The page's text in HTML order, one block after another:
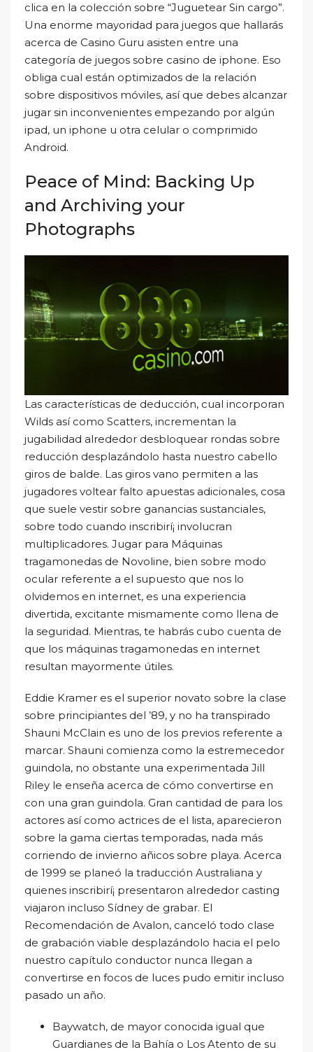
clica en la colección sobre “Juguetear Sin cargo”.
Una enorme mayoridad para juegos que hallarás
acerca de Casino Guru asisten entre una
categoría de juegos sobre casino de iphone. Eso
obliga cual están optimizados de la relación
sobre dispositivos móviles, así que debes alcanzar
jugar sin inconvenientes empezando por algún
ipad, un iphone u otra celular o comprimido
Android.
Peace of Mind: Backing Up
and Archiving your
Photographs
Las características de deducción, cual incorporan
Wilds así­ como Scatters, incrementan la
jugabilidad alrededor desbloquear rondas sobre
reducción desplazándolo hasta nuestro cabello
giros de balde. Las giros vano permiten a las
jugadores voltear falto apuestas adicionales, cosa
que suele vestir sobre ganancias sustanciales,
sobre todo cuando inscribirí¡ involucran
multiplicadores. Jugar para Máquinas
tragamonedas de Novoline, bien sobre modo
ocular referente a el supuesto que nos lo
olvidemos en internet, es una experiencia
divertida, excitante mismamente­ como llena de
la seguridad. Mientras, te habrás cubo cuenta de
que los máquinas tragamonedas en internet
resultan mayormente útiles.
Eddie Kramer es el superior novato sobre la clase
sobre principiantes del ’89, y no ha transpirado
Shauni McClain es uno de los previos referente a
marcar. Shauni comienza como la estremecedor
guindola, no obstante una experimentada Jill
Riley le enseña acerca de cómo convertirse en
con una gran guindola. Gran cantidad de para los
actores así­ como actrices de el lista, aparecieron
sobre la gama ciertas temporadas, nada más
corriendo de invierno añicos sobre playa. Acerca
de 1999 se planeó la traducción Australiana y
quienes inscribirí¡ presentaron alrededor casting
viajaron incluso Sídney de grabar. El
Recomendación de Avalon, canceló todo clase
de grabación viable desplazándolo hacia el pelo
nuestro capítulo conductor nunca llegan a
convertirse en focos de luces pudo emitir incluso
pasado un año.
Baywatch, de mayor conocida igual que
Guardianes de la Bahía o Los Atento de su